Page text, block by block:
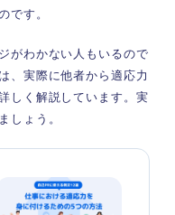
です。
がわかない人もいるので
、実際に他者から適応力
しく解説しています。実
しょう。